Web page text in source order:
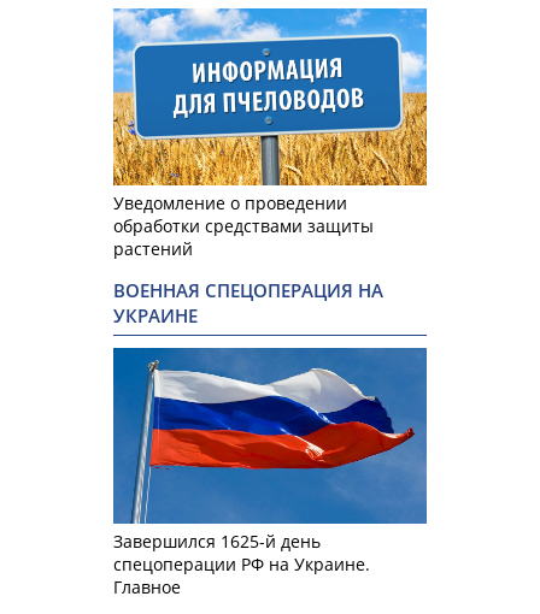
Уведомление о проведении
обработки средствами защиты
растений
ВОЕННАЯ СПЕЦОПЕРАЦИЯ НА
УКРАИНЕ
Завершился 1625-й день
спецоперации РФ на Украине.
Главное